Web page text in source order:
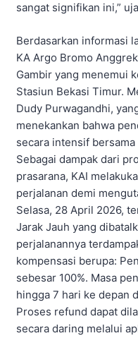
sangat signifikan ini,”
Berdasarkan informasi
KA Argo Bromo
Gambir yang menemui
Stasiun Bekasi Timur.
Dudy Purwagandhi,
menekankan bahwa
secara intensif
Sebagai dampak dari
prasarana, KAI
perjalanan demi
Selasa, 28 April 2026,
Jarak Jauh yang
perjalanannya
kompensasi berupa:
sebesar 100%. Masa
hingga 7 hari ke depan
Proses refund dapat
secara daring melalui